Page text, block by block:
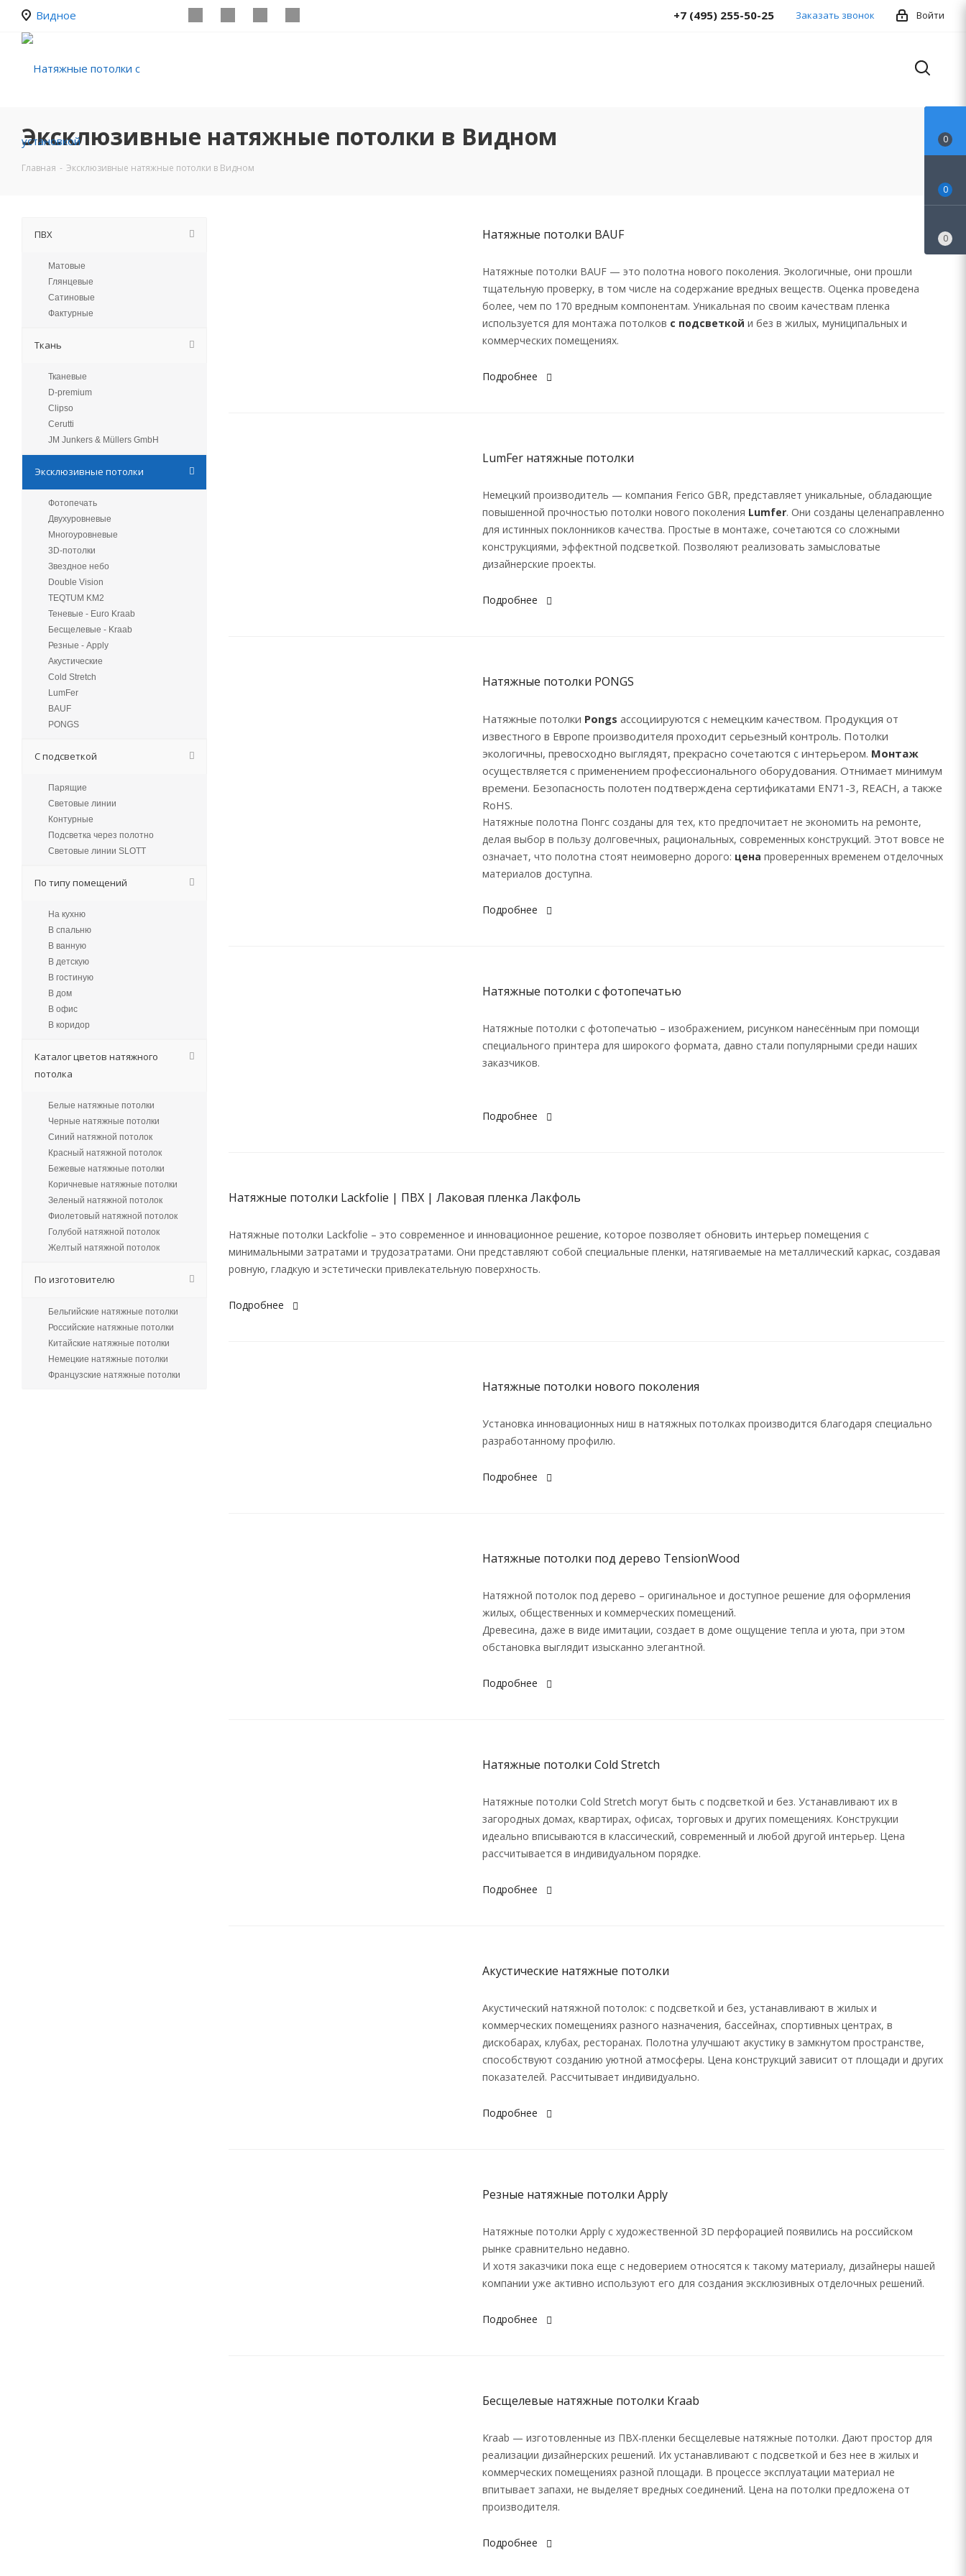
Видное Войти
+7 (495) 255-50-25 Заказать звонок
Эксклюзивные натяжные потолки в Видном
Главная - Эксклюзивные натяжные потолки в Видном
Натяжные потолки BAUF
Натяжные потолки BAUF — это полотна нового поколения. Экологичные, они прошли
тщательную проверку, в том числе на содержание вредных веществ. Оценка проведена
более, чем по 170 вредным компонентам. Уникальная по своим качествам пленка
используется для монтажа потолков с подсветкой и без в жилых, муниципальных и
коммерческих помещениях.
Подробнее
LumFer натяжные потолки
Немецкий производитель — компания Ferico GBR, представляет уникальные, обладающие
повышенной прочностью потолки нового поколения Lumfer. Они созданы целенаправленно
для истинных поклонников качества. Простые в монтаже, сочетаются со сложными
конструкциями, эффектной подсветкой. Позволяют реализовать замысловатые
дизайнерские проекты.
Подробнее
Натяжные потолки PONGS
Натяжные потолки Pongs ассоциируются с немецким качеством. Продукция от
известного в Европе производителя проходит серьезный контроль. Потолки
экологичны, превосходно выглядят, прекрасно сочетаются с интерьером. Монтаж
осуществляется с применением профессионального оборудования. Отнимает минимум
времени. Безопасность полотен подтверждена сертификатами EN71-3, REACH, а также
RoHS.
Натяжные полотна Понгс созданы для тех, кто предпочитает не экономить на ремонте,
делая выбор в пользу долговечных, рациональных, современных конструкций. Этот вовсе не
означает, что полотна стоят неимоверно дорого: цена проверенных временем отделочных
материалов доступна.
Подробнее
Натяжные потолки с фотопечатью
Натяжные потолки с фотопечатью – изображением, рисунком нанесённым при помощи
специального принтера для широкого формата, давно стали популярными среди наших
заказчиков.
Подробнее
Натяжные потолки Lackfolie | ПВХ | Лаковая пленка Лакфоль
Натяжные потолки Lackfolie – это современное и инновационное решение, которое позволяет обновить интерьер помещения с
минимальными затратами и трудозатратами. Они представляют собой специальные пленки, натягиваемые на металлический каркас, создавая
ровную, гладкую и эстетически привлекательную поверхность.
Подробнее
Натяжные потолки нового поколения
Установка инновационных ниш в натяжных потолках производится благодаря специально
разработанному профилю.
Подробнее
Натяжные потолки под дерево TensionWood
Натяжной потолок под дерево – оригинальное и доступное решение для оформления
жилых, общественных и коммерческих помещений.
Древесина, даже в виде имитации, создает в доме ощущение тепла и уюта, при этом
обстановка выглядит изысканно элегантной.
Подробнее
Натяжные потолки Cold Stretch
Натяжные потолки Cold Stretch могут быть с подсветкой и без. Устанавливают их в
загородных домах, квартирах, офисах, торговых и других помещениях. Конструкции
идеально вписываются в классический, современный и любой другой интерьер. Цена
рассчитывается в индивидуальном порядке.
Подробнее
Акустические натяжные потолки
Акустический натяжной потолок: с подсветкой и без, устанавливают в жилых и
коммерческих помещениях разного назначения, бассейнах, спортивных центрах, в
дискобарах, клубах, ресторанах. Полотна улучшают акустику в замкнутом пространстве,
способствуют созданию уютной атмосферы. Цена конструкций зависит от площади и других
показателей. Рассчитывает индивидуально.
Подробнее
Резные натяжные потолки Apply
Натяжные потолки Apply с художественной 3D перфорацией появились на российском
рынке сравнительно недавно.
И хотя заказчики пока еще с недоверием относятся к такому материалу, дизайнеры нашей
компании уже активно используют его для создания эксклюзивных отделочных решений.
Подробнее
Бесщелевые натяжные потолки Kraab
Kraab — изготовленные из ПВХ-пленки бесщелевые натяжные потолки. Дают простор для
реализации дизайнерских решений. Их устанавливают с подсветкой и без нее в жилых и
коммерческих помещениях разной площади. В процессе эксплуатации материал не
впитывает запахи, не выделяет вредных соединений. Цена на потолки предложена от
производителя.
Подробнее
ПВХ
Матовые
Глянцевые
Сатиновые
Фактурные
Ткань
Тканевые
D-premium
Clipso
Cerutti
JM Junkers & Müllers GmbH
Эксклюзивные потолки
Фотопечать
Двухуровневые
Многоуровневые
3D-потолки
Звездное небо
Double Vision
TEQTUM KM2
Теневые - Euro Kraab
Бесщелевые - Kraab
Резные - Apply
Акустические
Cold Stretch
LumFer
BAUF
PONGS
С подсветкой
Парящие
Световые линии
Контурные
Подсветка через полотно
Световые линии SLOTT
По типу помещений
На кухню
В спальню
В ванную
В детскую
В гостиную
В дом
В офис
В коридор
Каталог цветов натяжного
потолка
Белые натяжные потолки
Черные натяжные потолки
Синий натяжной потолок
Красный натяжной потолок
Бежевые натяжные потолки
Коричневые натяжные потолки
Зеленый натяжной потолок
Фиолетовый натяжной потолок
Голубой натяжной потолок
Желтый натяжной потолок
По изготовителю
Бельгийские натяжные потолки
Российские натяжные потолки
Китайские натяжные потолки
Немецкие натяжные потолки
Французские натяжные потолки
0
0
0